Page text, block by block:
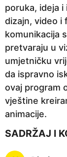
poruka, ideja
dizajn, video i
komunikacija
pretvaraju u
umjetničku
da ispravno
ovaj program
vještine
animacije.
SADRŽAJ I